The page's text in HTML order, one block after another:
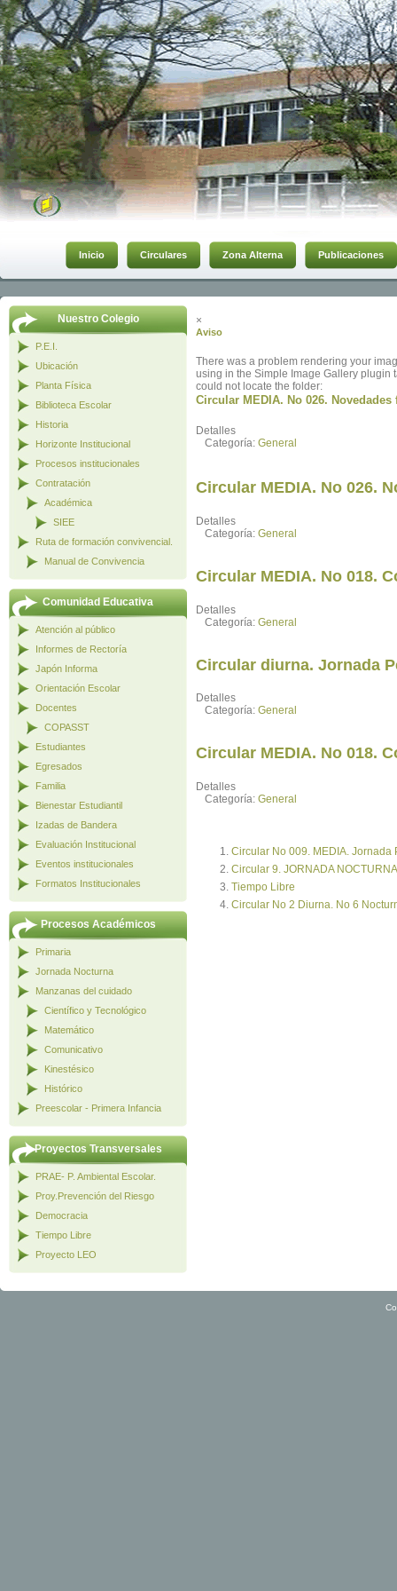
Inicio Circulares Zona Alterna Publicaciones
Nuestro Colegio
P.E.I.
Ubicación
Planta Física
Biblioteca Escolar
Historia
Horizonte Institucional
Procesos institucionales
Contratación
Académica
SIEE
Ruta de formación convivencial.
Manual de Convivencia
Comunidad Educativa
Atención al público
Informes de Rectoría
Japón Informa
Orientación Escolar
Docentes
COPASST
Estudiantes
Egresados
Familia
Bienestar Estudiantil
Izadas de Bandera
Evaluación Institucional
Eventos institucionales
Formatos Institucionales
Procesos Académicos
Primaria
Jornada Nocturna
Manzanas del cuidado
Científico y Tecnológico
Matemático
Comunicativo
Kinestésico
Histórico
Preescolar - Primera Infancia
Proyectos Transversales
PRAE- P. Ambiental Escolar.
Proy.Prevención del Riesgo
Democracia
Tiempo Libre
Proyecto LEO
×
Aviso
There was a problem rendering your
using in the Simple Image Gallery plugin
could not locate the folder:
Circular MEDIA. No 026. Novedades
Detalles
Categoría: General
Circular MEDIA. No 026.
Detalles
Categoría: General
Circular MEDIA. No 018.
Detalles
Categoría: General
Circular diurna. Jornada
Detalles
Categoría: General
Circular MEDIA. No 018.
Detalles
Categoría: General
Circular No 009. MEDIA.
Circular 9. JORNADA
Tiempo Libre
Circular No 2 Diurna. No 6